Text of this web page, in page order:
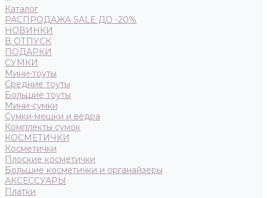
Каталог
РАСПРОДАЖА SALE ДО -20%
НОВИНКИ
В ОТПУСК
ПОДАРКИ
СУМКИ
Мини-тоуты
Средние тоуты
Большие тоуты
Мини-сумки
Сумки-мешки и ведра
Комплекты сумок
КОСМЕТИЧКИ
Косметички
Плоские косметички
Большие косметички и органайзеры
АКСЕССУАРЫ
Платки